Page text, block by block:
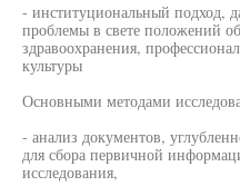
- институциональный подход,
проблемы в свете положений
здравоохранения,
культуры
Основными методами
- анализ документов,
для сбора первичной
исследования,